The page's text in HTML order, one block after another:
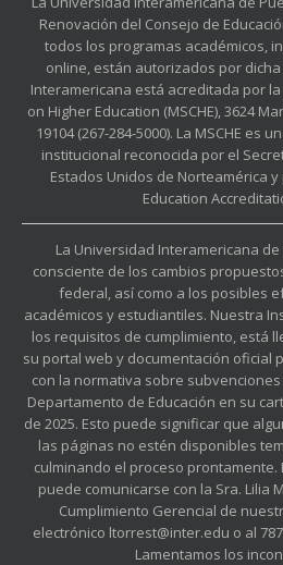
Renovación del Consejo de
todos los programas académicos,
online, están autorizados por
Interamericana está acreditada por
on Higher Education (MSCHE), 3624
19104 (267-284-5000). La MSCHE es
institucional reconocida por el
Estados Unidos de Norteamérica
Education
La Universidad Interamericana de
consciente de los cambios
federal, así como a los posibles
académicos y estudiantiles. Nuestra
los requisitos de cumplimiento, está
su portal web y documentación oficial
con la normativa sobre
Departamento de Educación en su
de 2025. Esto puede significar que
las páginas no estén disponibles
culminando el proceso
puede comunicarse con la Sra. Lilia
Cumplimiento Gerencial de
electrónico ltorrest@inter.edu o al
Lamentamos los